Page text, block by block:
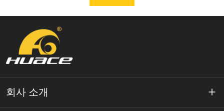
회사 소개